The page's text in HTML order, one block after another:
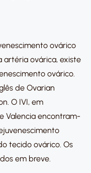
ovárico
artéria ovárica, existe
ovárico.
de Ovarian
O IVI, em
Valencia encontram-
tecido ovárico. Os
em breve.